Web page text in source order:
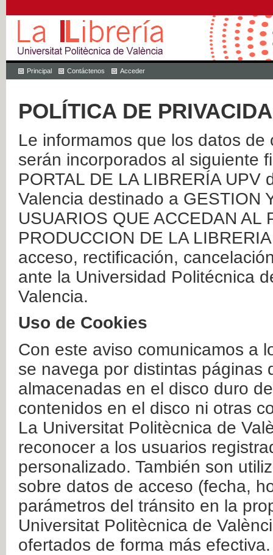
Principal Contáctenos Acceder
POLÍTICA DE
Le informamos que los datos
serán incorporados al siguiente
PORTAL DE LA LIBRERÍA
Valencia destinado a GESTION
USUARIOS QUE ACCEDAN AL
PRODUCCION DE LA
acceso, rectificación,
ante la Universidad Politécnica
Valencia.
Uso de Cookies
Con este aviso comunicamos a
se navega por distintas páginas
almacenadas en el disco duro
contenidos en el disco ni otras
La Universitat Politècnica de
reconocer a los usuarios
personalizado. También son
sobre datos de acceso (fecha,
parámetros del tránsito en la
Universitat Politècnica de
ofertados de forma más efectiva.